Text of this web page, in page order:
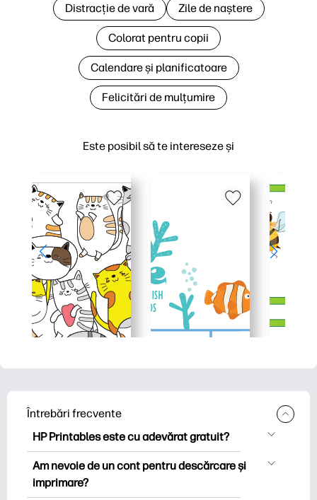
Este posibil să te intereseze și
Distracție de vară Zile de naștere
Colorat pentru copii
Calendare și planificatoare
Felicitări de mulțumire
Întrebări frecvente
HP Printables este cu adevărat gratuit?
HP Printables oferă peste 2.500 de
imprimabile gratuite pentru descărcare
și imprimare. Explorați pagini de colorat
Am nevoie de un cont pentru descărcare și
imprimare?